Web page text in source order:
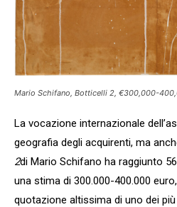
Mario Schifano, Botticelli 2, €300,000-
La vocazione internazionale
geografia degli acquirenti, ma
2di Mario Schifano ha raggiunto
una stima di 300.000-400.000
quotazione altissima di uno dei